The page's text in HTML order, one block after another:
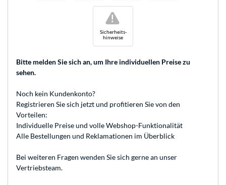
Sicherheits-
hinweise
!
Bitte melden Sie sich an, um Ihre individuellen Preise zu
sehen.
Noch kein Kundenkonto?
Registrieren Sie sich jetzt und profitieren Sie von den
Vorteilen:
Individuelle Preise und volle Webshop-Funktionalität
Alle Bestellungen und Reklamationen im Überblick
Bei weiteren Fragen wenden Sie sich gerne an unser
Vertriebsteam.